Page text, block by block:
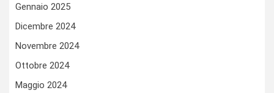
Gennaio 2025
Dicembre 2024
Novembre 2024
Ottobre 2024
Maggio 2024